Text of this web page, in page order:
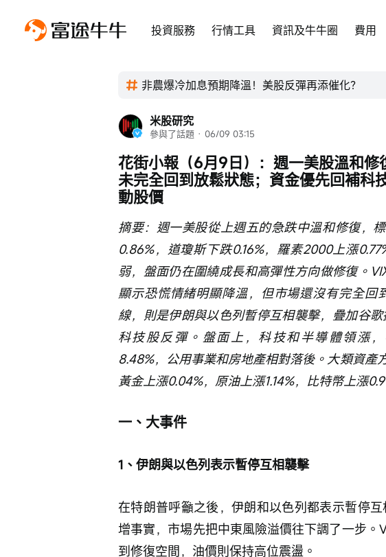
投資服務 行情工具 資訊及牛牛圈 費用
非農爆冷加息預期降溫！美股反彈再添催化？
米股研究
參與了話題 · 06/09 03:15
花街小報（6月9日）：週一美股溫和修
未完全回到放鬆狀態；資金優先回補科
動股價
摘要：週一美股從上週五的急跌中溫和修復，
0.86%，道瓊斯下跌0.16%，羅素2000上漲
弱，盤面仍在圍繞成長和高彈性方向做修復。
顯示恐慌情緒明顯降溫，但市場還沒有完全回
線，則是伊朗與以色列暫停互相襲擊，疊加谷
科技股反彈。盤面上，科技和半導體領漲
8.48%，公用事業和房地產相對落後。大類資產
黃金上漲0.04%，原油上漲1.14%，比特幣上漲
一、大事件
1、伊朗與以色列表示暫停互相襲擊
在特朗普呼籲之後，伊朗和以色列都表示暫停
增事實，市場先把中東風險溢價往下調了一步。
到修復空間，油價則保持高位震盪。